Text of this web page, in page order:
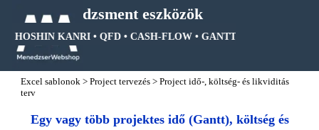
Menedzsment eszközök
HOSHIN KANRI • QFD • CASH-FLOW • GANTT DIAGRAM • FA
Ugrás a menüre
Excel sablonok >Project tervezés >Project idő-, költség- és likviditás
terv
Egy vagy több projektes idő (Gantt), költség és